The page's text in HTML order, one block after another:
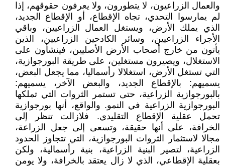
والعمال الزراعيون، لا يتطورون، ولا يعرفون حقوقهم، إذا
لم يمارسوا التحدي، تجاه الإقطاع، أو الإقطاع الجديد،
الذي يملك الأرض، ويستغل العمال الزراعيين، وباقي
الأجراء الزراعيين، وسائر الكادحين الزراعيين، الذين
يأتون من خارج أصحاب الأرض الأصليين، فينشأون على
الاستغلال، ويصيرون مستغلين، على طريقة البورجوازية،
التي تستغل الأرض، استغلالا رأسماليا، مما يجعل البعض،
يسميهم: بالإقطاع الجديد، والبعض الآخر، يسميهم:
بالبورجوازية الزراعية، حتى تستمر الثروات التي تملكها
البورجوازية الزراعية في النمو. والواقع، أنها بورجوازية
تحمل عقلية الإقطاع التقليدي. فلازالت تنظر إلى
الخرافة، على أنها حقيقة، وتسعى إلى جعل الزراعة،
مجالا لاستثمار الثروات البورجوازية، التي تتجاوز الحدود
الزراعية، لتصير البنية الزراعية، بنية رأسمالية، ولكن
بعقلية الإقطاعي، الذي لا زال يعتقد بالخرافة، ولا يومن